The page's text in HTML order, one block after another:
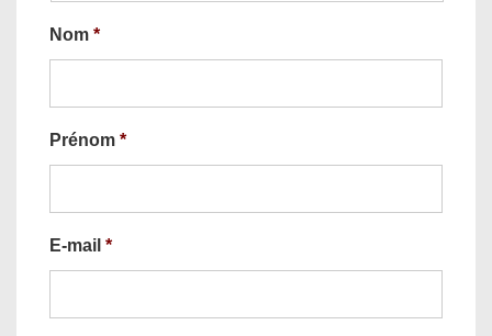
Nom *
Prénom *
E-mail *